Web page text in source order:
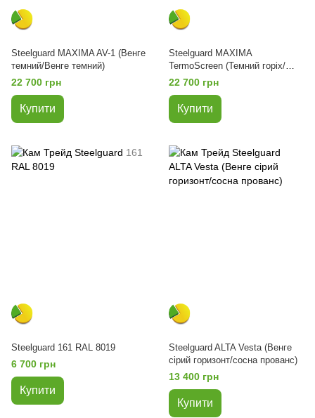
Steelguard MAXIMA AV-1 (Венге
темний/Венге темний)
22 700 грн
Купити
Steelguard MAXIMA
TermoScreen (Темний горіх/
білий мат)
22 700 грн
Купити
Steelguard 161 RAL 8019
6 700 грн
Купити
Steelguard ALTA Vesta (Венге
сірий горизонт/сосна прованс)
13 400 грн
Купити